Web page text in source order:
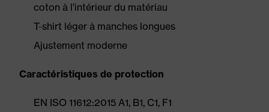
coton à l'intérieur du matériau
T-shirt léger à manches longues
Ajustement moderne
Caractéristiques de protection
EN ISO 11612:2015 A1, B1, C1, F1